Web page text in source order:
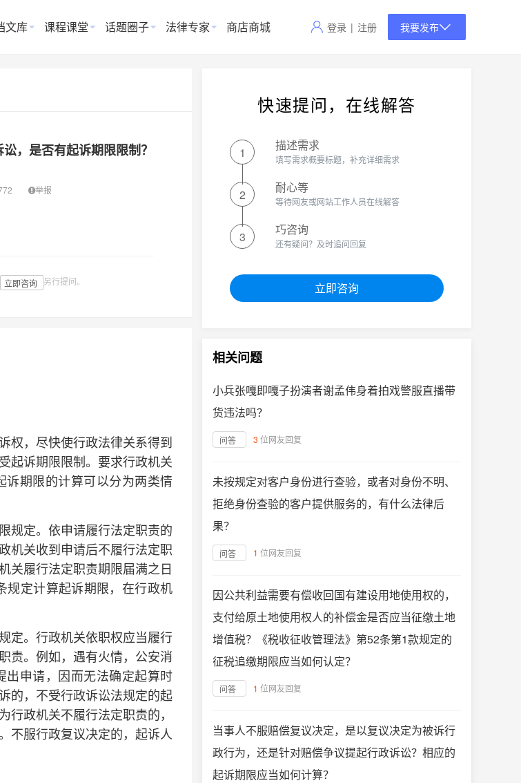
文库 课程课堂 话题圈子 法律专家 商店商城 登录 | 注册 我要发布
，是否有起诉期限限制？
举报
立即咨询 另行提问。
，尽快使行政法律关系得到
起诉期限限制。要求行政机关
诉期限的计算可以分为两类情
定。依申请履行法定职责的
机关收到申请后不履行法定职
关履行法定职责期限届满之日
规定计算起诉期限，在行政机
。行政机关依职权应当履行
责。例如，遇有火情，公安消
出申请，因而无法确定起算时
的，不受行政诉讼法规定的起
行政机关不履行法定职责的，
不服行政复议决定的，起诉人
快速提问，在线解答
1 描述需求
填写需求概要标题，补充详细需求
2 耐心等
等待网友或网站工作人员在线解答
3 巧咨询
还有疑问？及时追问回复
立即咨询
相关问题
小兵张嘎即嘎子扮演者谢孟伟身着拍戏警服直播带
货违法吗？
问答 3 位网友回复
未按规定对客户身份进行查验，或者对身份不明、
拒绝身份查验的客户提供服务的，有什么法律后
果？
问答 1 位网友回复
因公共利益需要有偿收回国有建设用地使用权的，
支付给原土地使用权人的补偿金是否应当征缴土地
增值税？《税收征收管理法》第52条第1款规定的
征税追缴期限应当如何认定？
问答 1 位网友回复
当事人不服赔偿复议决定，是以复议决定为被诉行
政行为，还是针对赔偿争议提起行政诉讼？相应的
起诉期限应当如何计算？